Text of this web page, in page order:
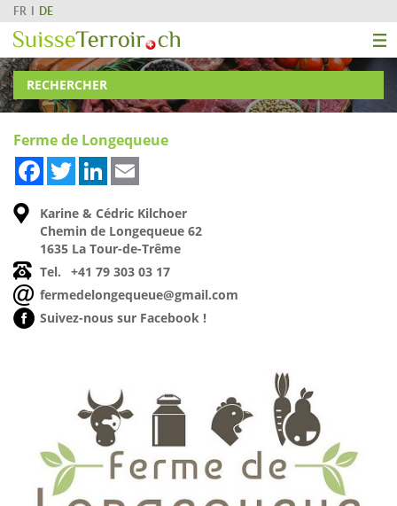
FR DE
RECHERCHER
Ferme de Longequeue
FacebookTwitterLinkedIn
Karine & Cédric Kilchoer
Chemin de Longequeue 62
1635 La Tour-de-Trême
Tel.
+41 79 303 03 17
fermedelongequeue@gmail.com
Suivez-nous sur Facebook !